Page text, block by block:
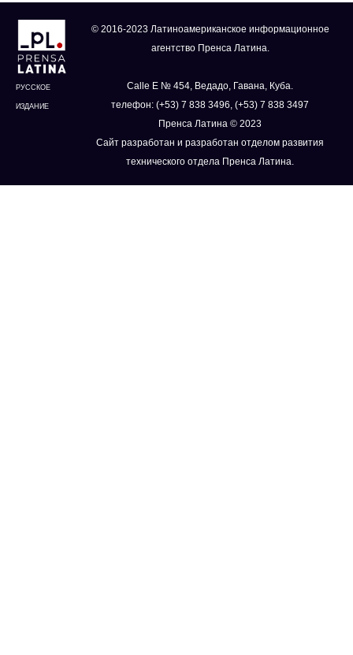
РУССКОЕ
ИЗДАНИЕ
© 2016-2023 Латиноамериканское информационное
агентство Пренса Латина.
Calle E № 454, Ведадо, Гавана, Куба.
телефон: (+53) 7 838 3496, (+53) 7 838 3497
Пренса Латина © 2023
Сайт разработан и разработан отделом развития
технического отдела Пренса Латина.